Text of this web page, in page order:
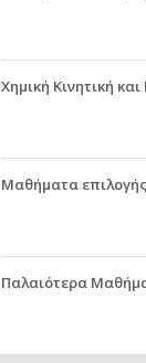
Χημική Κινητική
Μαθήματα
Παλαιότερα